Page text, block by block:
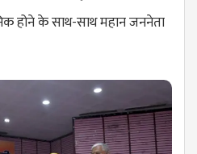
होने के साथ-साथ महान जननेता